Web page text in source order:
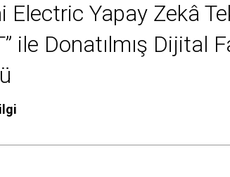
Electric Yapay Zekâ
ile Donatılmış Dijital